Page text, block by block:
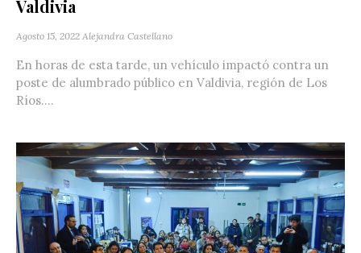
Valdivia
Agosto 15, 2022 Alejandra Castellano
En horas de esta tarde, un vehículo impactó contra un
poste de alumbrado público en Valdivia‬, región de Los
Ríos....